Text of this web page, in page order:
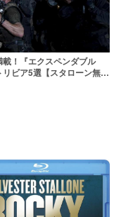
載！『エクスペンダブル
リビア5選【スタローン無